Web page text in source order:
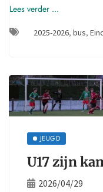
Lees verder ...
2025-2026, bus,
JEUGD
U17 zijn
2026/04/29